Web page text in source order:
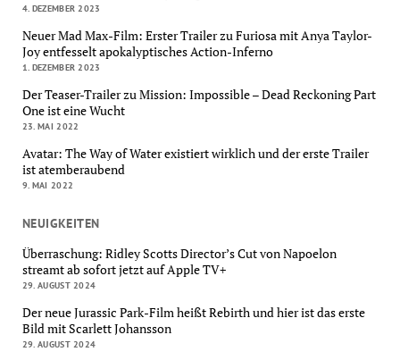
4. DEZEMBER 2023
Neuer Mad Max-Film: Erster Trailer zu Furiosa mit Anya Taylor-
Joy entfesselt apokalyptisches Action-Inferno
1. DEZEMBER 2023
Der Teaser-Trailer zu Mission: Impossible – Dead Reckoning Part
One ist eine Wucht
23. MAI 2022
Avatar: The Way of Water existiert wirklich und der erste Trailer
ist atemberaubend
9. MAI 2022
NEUIGKEITEN
Überraschung: Ridley Scotts Director’s Cut von Napoelon
streamt ab sofort jetzt auf Apple TV+
29. AUGUST 2024
Der neue Jurassic Park-Film heißt Rebirth und hier ist das erste
Bild mit Scarlett Johansson
29. AUGUST 2024